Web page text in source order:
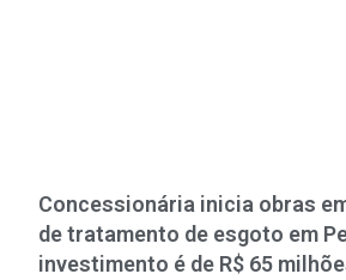
Concessionária inicia obras
de tratamento de esgoto em
investimento é de R$ 65